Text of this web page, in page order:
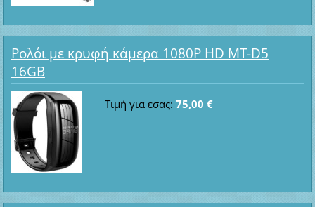
Ρολόι με κρυφή κάμερα 1080P HD MT-D5
16GB
Τιμή για εσας: 75,00 €